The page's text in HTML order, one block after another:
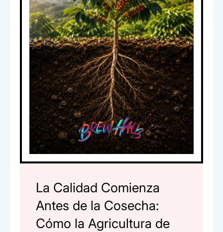
La Calidad Comienza
Antes de la Cosecha:
Cómo la Agricultura de